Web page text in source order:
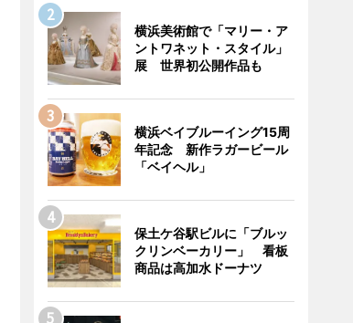
横浜美術館で「マリー・ア
ントワネット・スタイル」
展 世界初公開作品も
横浜ベイブルーイング15周
年記念 新作ラガービール
「ベイヘル」
保土ケ谷駅ビルに「ブルッ
クリンベーカリー」 看板
商品は高加水ドーナツ